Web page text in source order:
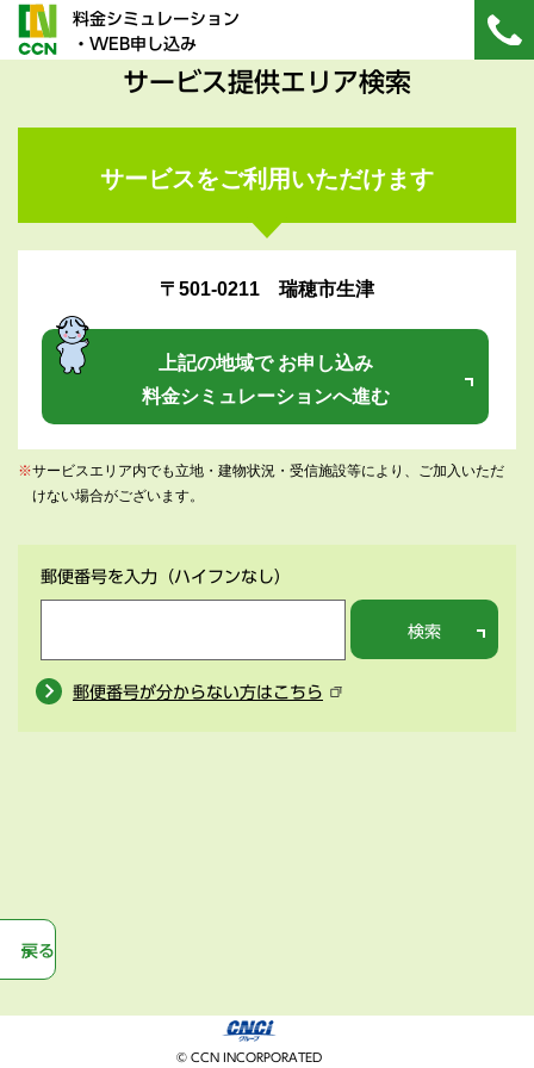
料金シミュレーション
・WEB申し込み
サービス提供エリア検索
サービスをご利用いただけます
〒501-0211 瑞穂市生津
上記の地域で お申し込み
料金シミュレーションへ進む
※サービスエリア内でも立地・建物状況・受信施設等により、ご加入いただ
けない場合がございます。
郵便番号を入力 （ハイフンなし）
検索
郵便番号が分からない方はこちら
戻る
© CCN INCORPORATED